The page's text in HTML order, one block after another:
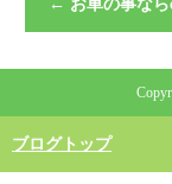
← お車の事なら
ブログトップ